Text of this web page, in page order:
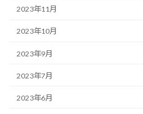
2023年11月
2023年10月
2023年9月
2023年7月
2023年6月